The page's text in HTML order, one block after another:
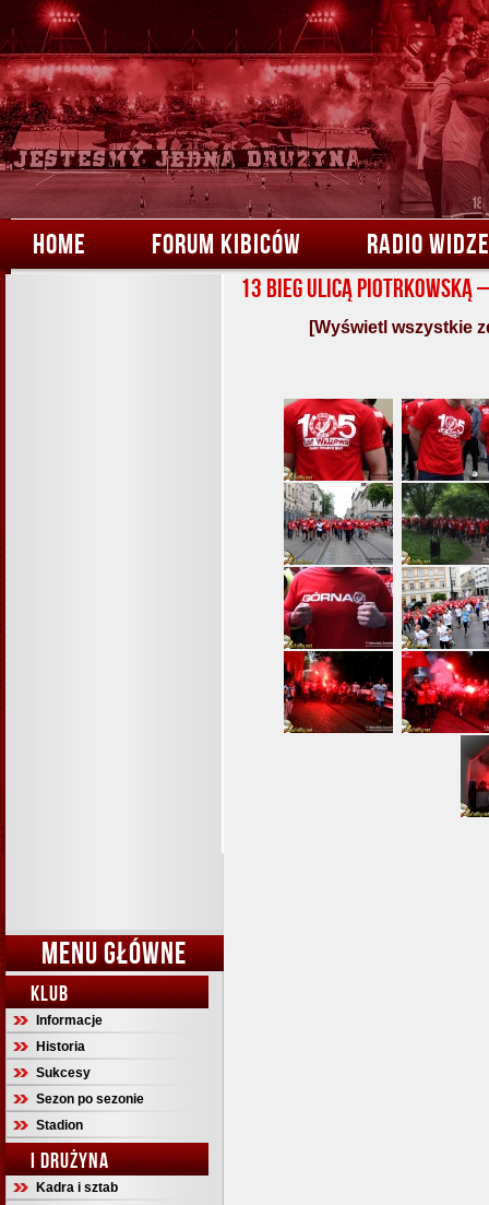
HOME FORUM KIBICÓW RADIO
MENU GŁÓWNE
KLUB
Informacje
Historia
Sukcesy
Sezon po sezonie
Stadion
I DRUŻYNA
Kadra i sztab
13 bieg ulicą Piotrkowską
[Wyświetl wszystkie